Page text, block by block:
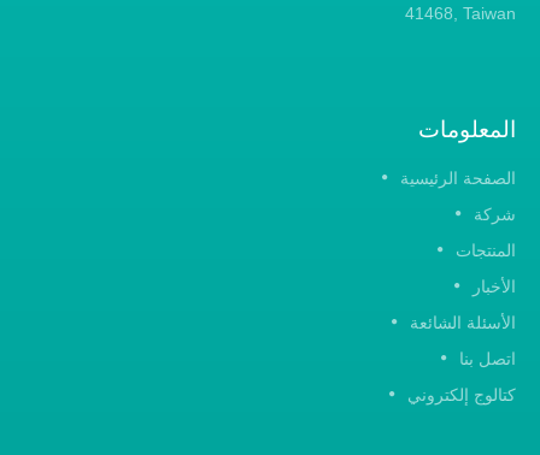
41468, Taiwan
المعلومات
الصفحة الرئيسية
شركة
المنتجات
الأخبار
الأسئلة الشائعة
اتصل بنا
كتالوج إلكتروني